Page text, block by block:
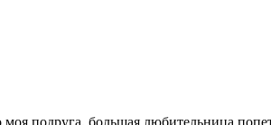
подруга, большая любительница